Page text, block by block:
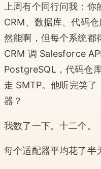
上周有个同行问我：
CRM、数据库、代码
然能啊，但每个系统
CRM 调 Salesforce
PostgreSQL，代码仓
走 SMTP。他听完笑
器？
我数了一下。十二个。
每个适配器平均花了半